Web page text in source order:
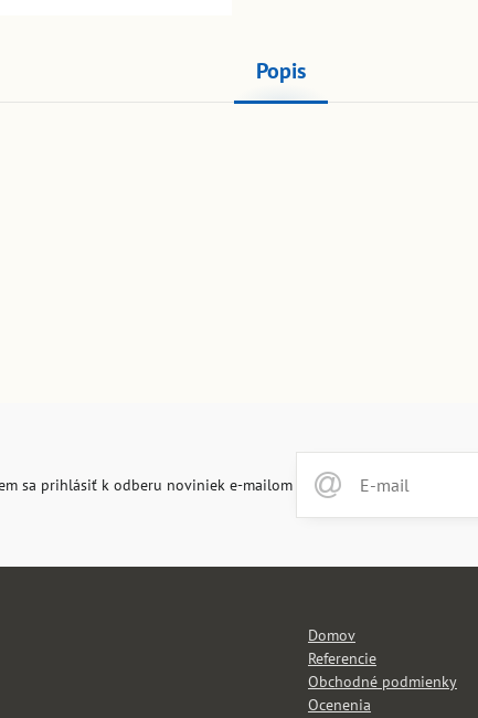
Popis
sa prihlásiť k odberu noviniek e-mailom
Domov
Referencie
Obchodné podmienky
Ocenenia